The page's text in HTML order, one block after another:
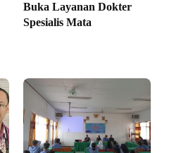
Buka Layanan Dokter
Spesialis Mata